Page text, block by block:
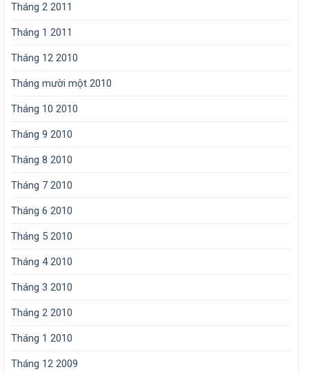
Tháng 2 2011
Tháng 1 2011
Tháng 12 2010
Tháng mười một 2010
Tháng 10 2010
Tháng 9 2010
Tháng 8 2010
Tháng 7 2010
Tháng 6 2010
Tháng 5 2010
Tháng 4 2010
Tháng 3 2010
Tháng 2 2010
Tháng 1 2010
Tháng 12 2009